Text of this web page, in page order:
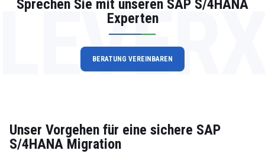
Sprechen Sie mit unseren SAP S/4HANA
Experten
BERATUNG VEREINBAREN
Unser Vorgehen für eine sichere SAP
S/4HANA Migration